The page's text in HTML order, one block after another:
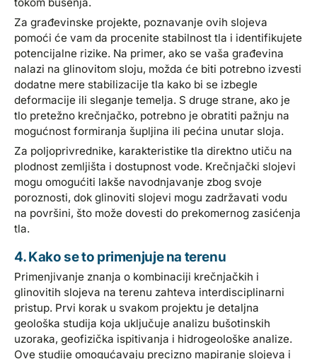
Za građevinske projekte, poznavanje ovih slojeva
pomoći će vam da procenite stabilnost tla i identifikujete
potencijalne rizike. Na primer, ako se vaša građevina
nalazi na glinovitom sloju, možda će biti potrebno izvesti
dodatne mere stabilizacije tla kako bi se izbegle
deformacije ili sleganje temelja. S druge strane, ako je
tlo pretežno krečnjačko, potrebno je obratiti pažnju na
mogućnost formiranja šupljina ili pećina unutar sloja.
Za poljoprivrednike, karakteristike tla direktno utiču na
plodnost zemljišta i dostupnost vode. Krečnjački slojevi
mogu omogućiti lakše navodnjavanje zbog svoje
poroznosti, dok glinoviti slojevi mogu zadržavati vodu
na površini, što može dovesti do prekomernog zasićenja
tla.
4. Kako se to primenjuje na terenu
Primenjivanje znanja o kombinaciji krečnjačkih i
glinovitih slojeva na terenu zahteva interdisciplinarni
pristup. Prvi korak u svakom projektu je detaljna
geološka studija koja uključuje analizu bušotinskih
uzoraka, geofizička ispitivanja i hidrogeološke analize.
Ove studije omogućavaju precizno mapiranje slojeva i